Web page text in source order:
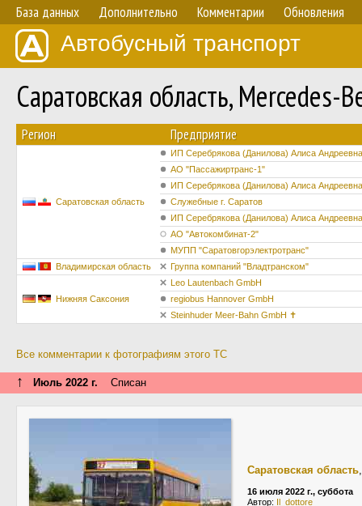
База данных Дополнительно Комментарии Обновления
Автобусный транспорт
Саратовская область,
Регион Предприятие
Саратовская область
ИП Серебрякова (Данилова) Алиса Андреевна
АО "Пассажиртранс-1"
ИП Серебрякова (Данилова) Алиса Андреевна
Служебные г. Саратов
ИП Серебрякова (Данилова) Алиса Андреевна
АО "Автокомбинат-2"
МУПП "Саратовгорэлектротранс"
Владимирская область
Группа компаний "Владтранском"
Нижняя Саксония
Leo Lautenbach GmbH
regiobus Hannover GmbH
Steinhuder Meer-Bahn GmbH ✝
Все комментарии к фотографиям этого ТС
↑ Июль 2022 г. Списан
Саратовская область
16 июля 2022 г., суббота
Автор: Il_dottore